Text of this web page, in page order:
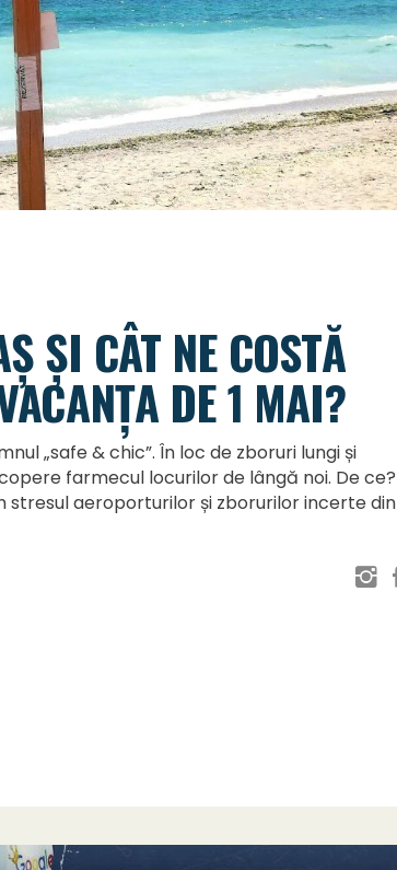
ȘI CÂT NE COSTĂ
DE 1 MAI?
„safe & chic”. În loc de zboruri lungi și
farmecul locurilor de lângă noi. De ce?
stresul aeroporturilor și zborurilor incerte din